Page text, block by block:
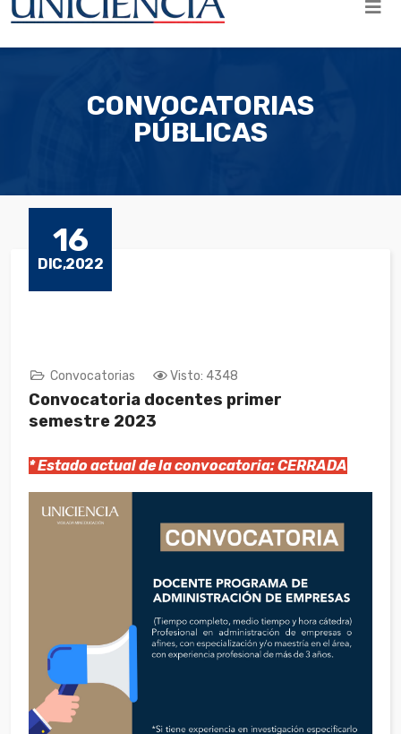
CONVOCATORIAS
PÚBLICAS
16
DIC,2022
Convocatorias Visto: 4348
Convocatoria docentes primer
semestre 2023
* Estado actual de la convocatoria: CERRADA